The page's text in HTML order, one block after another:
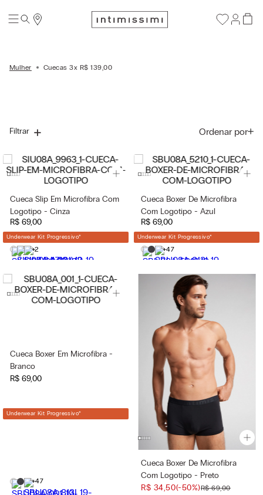
Mulher Cuecas 3x R$ 139,00
Filtrar Ordenar por
Cueca Slip Em Microfibra Com
Logotipo - Cinza
R$ 69,00
Underwear Kit Progressivo*
+2
Cueca Boxer De Microfibra
Com Logotipo - Azul
R$ 69,00
Underwear Kit Progressivo*
+47
Cueca Boxer Em Microfibra -
Branco
R$ 69,00
Underwear Kit Progressivo*
+47
Cueca Boxer De Microfibra
Com Logotipo - Preto
R$ 34,50(-50%)R$ 69,00